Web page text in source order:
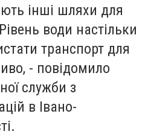
інші шляхи для
води настільки
транспорт для
- повідомило
служби з
в Івано-